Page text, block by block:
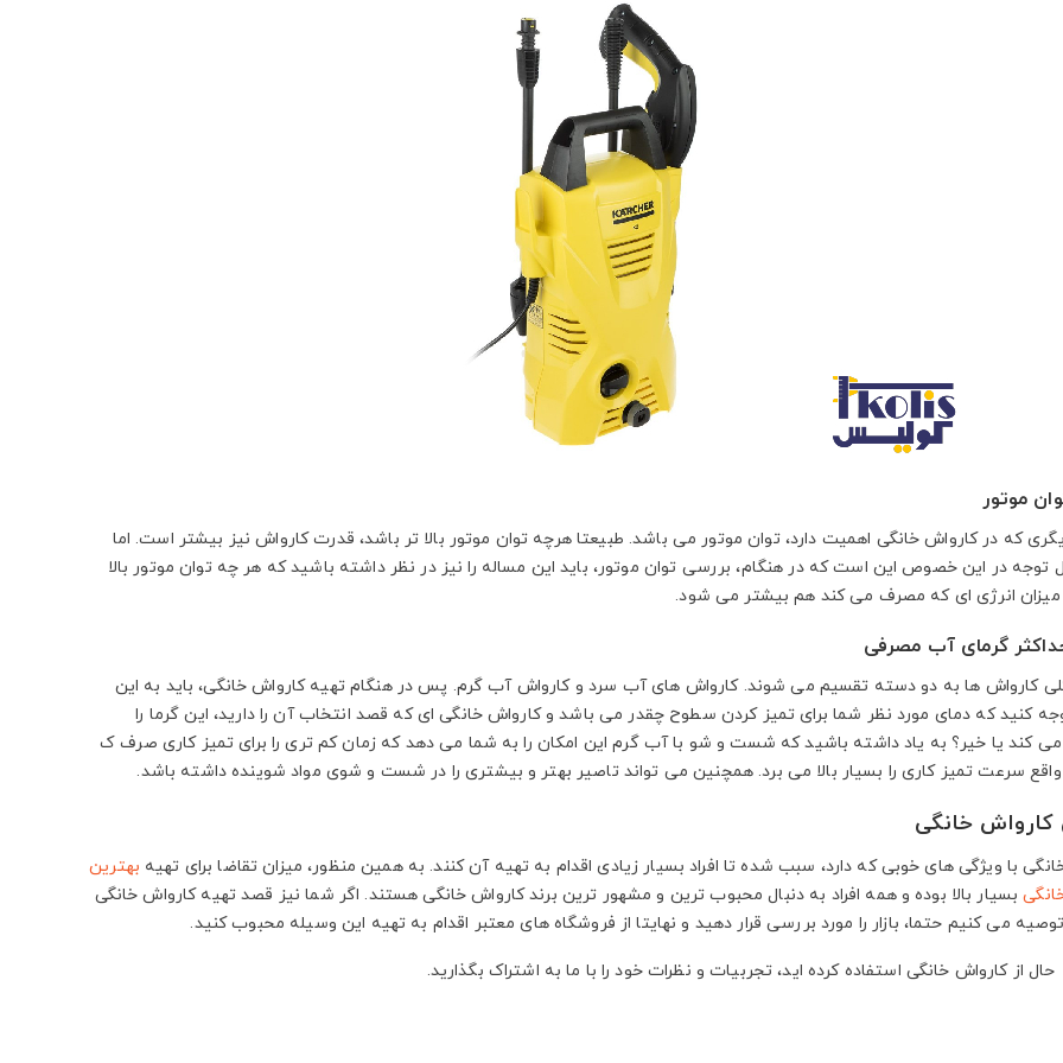
که در کارواش خانگی اهمیت دارد، توان موتور می باشد. طبیعتا هرچه توان موتور بالا تر باشد، قدرت کارواش نیز بیشتر است. اما
توجه در این خصوص این است که در هنگام، بررسی توان موتور، باید این مساله را نیز در نظر داشته باشید که هر چه توان موتور بالا
میزان انرژی ای که مصرف می کند هم بیشتر می شود.
کارواش ها به دو دسته تقسیم می شوند. کارواش های آب سرد و کارواش آب گرم. پس در هنگام تهیه کارواش خانگی، باید به این
کنید که دمای مورد نظر شما برای تمیز کردن سطوح چقدر می باشد و کارواش خانگی ای که قصد انتخاب آن را دارید، این گرما را
کند یا خیر؟ به یاد داشته باشید که شست و شو با آب گرم این امکان را به شما می دهد که زمان کم تری را برای تمیز کاری صرف ک
واقع سرعت تمیز کاری را بسیار بالا می برد. همچنین می تواند تاصیر بهتر و بیشتری را در شست و شوی مواد شوینده داشته باشد.
کارواش خانگی
با ویژگی های خوبی که دارد، سبب شده تا افراد بسیار زیادی اقدام به تهیه آن کنند. به همین منظور، میزان تقاضا برای تهیه بهترین
بسیار بالا بوده و همه افراد به دنبال محبوب ترین و مشهور ترین برند کارواش خانگی هستند. اگر شما نیز قصد تهیه کارواش خانگی
توصیه می کنیم حتما، بازار را مورد بررسی قرار دهید و نهایتا از فروشگاه های معتبر اقدام به تهیه این وسیله محبوب کنید.
حال از کارواش خانگی استفاده کرده اید، تجربیات و نظرات خود را با ما به اشتراک بگذارید.